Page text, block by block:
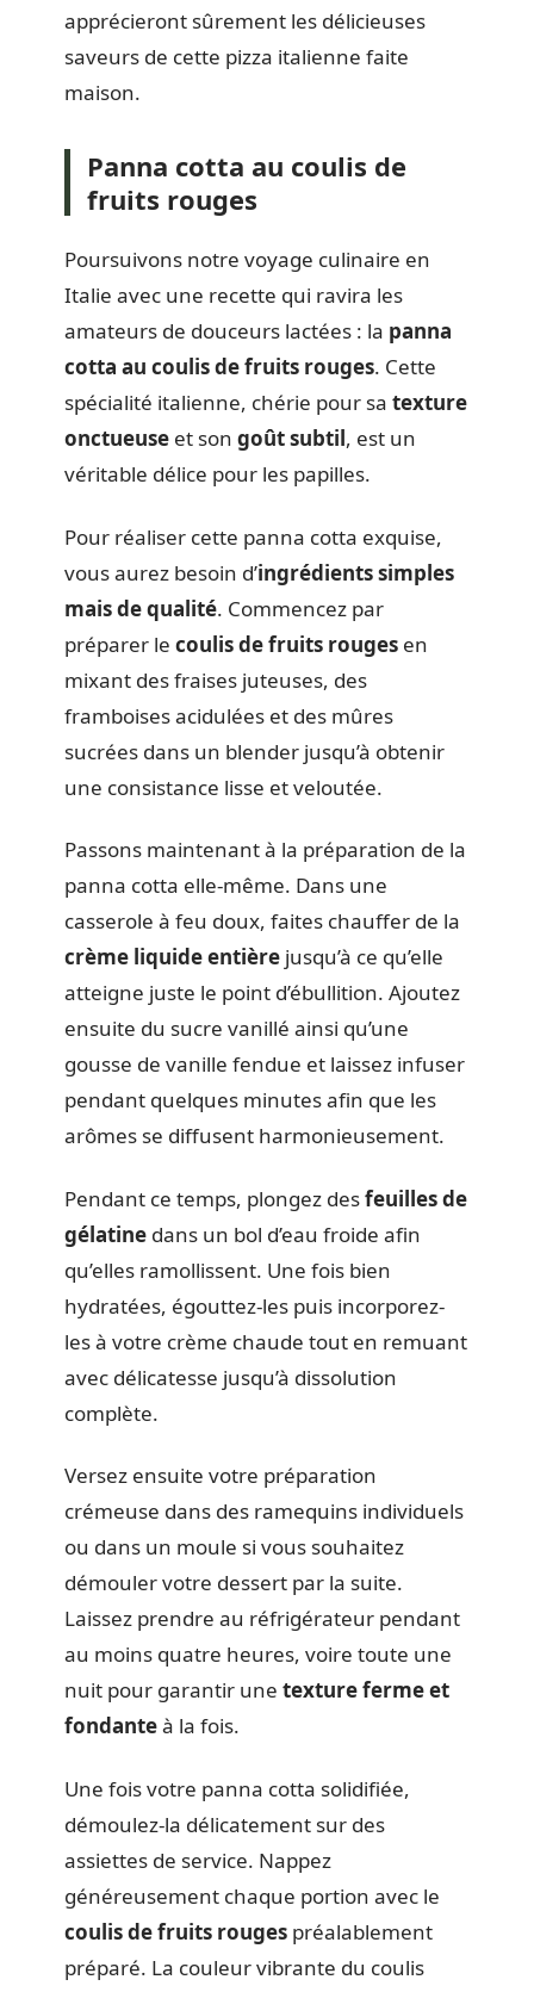
apprécieront sûrement les délicieuses
saveurs de cette pizza italienne faite
maison.
Panna cotta au coulis de
fruits rouges
Poursuivons notre voyage culinaire en
Italie avec une recette qui ravira les
amateurs de douceurs lactées : la panna
cotta au coulis de fruits rouges. Cette
spécialité italienne, chérie pour sa texture
onctueuse et son goût subtil, est un
véritable délice pour les papilles.
Pour réaliser cette panna cotta exquise,
vous aurez besoin d’ingrédients simples
mais de qualité. Commencez par
préparer le coulis de fruits rouges en
mixant des fraises juteuses, des
framboises acidulées et des mûres
sucrées dans un blender jusqu’à obtenir
une consistance lisse et veloutée.
Passons maintenant à la préparation de la
panna cotta elle-même. Dans une
casserole à feu doux, faites chauffer de la
crème liquide entière jusqu’à ce qu’elle
atteigne juste le point d’ébullition. Ajoutez
ensuite du sucre vanillé ainsi qu’une
gousse de vanille fendue et laissez infuser
pendant quelques minutes afin que les
arômes se diffusent harmonieusement.
Pendant ce temps, plongez desfeuilles de
gélatine dans un bol d’eau froide afin
qu’elles ramollissent. Une fois bien
hydratées, égouttez-les puis incorporez-
les à votre crème chaude tout en remuant
avec délicatesse jusqu’à dissolution
complète.
Versez ensuite votre préparation
crémeuse dans des ramequins individuels
ou dans un moule si vous souhaitez
démouler votre dessert par la suite.
Laissez prendre au réfrigérateur pendant
au moins quatre heures, voire toute une
nuit pour garantir une texture ferme et
fondanteà la fois.
Une fois votre panna cotta solidifiée,
démoulez-la délicatement sur des
assiettes de service. Nappez
généreusement chaque portion avec le
coulis de fruits rouges préalablement
préparé. La couleur vibrante du coulis